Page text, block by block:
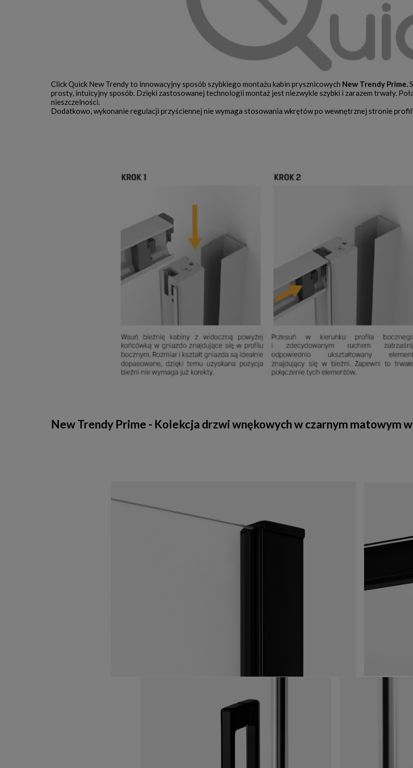
Click Quick New Trendy to innowacyjny sposób szybkiego montażu kabin prysznicowych New Trendy Prime.
prosty, intuicyjny sposób. Dzięki zastosowanej technologii montaż jest niezwykle szybki i zarazem trwały.
nieszczelności.
Dodatkowo, wykonanie regulacji przyściennej nie wymaga stosowania wkrętów po wewnętrznej stronie
New Trendy Prime - Kolekcja drzwi wnękowych w czarnym matowym